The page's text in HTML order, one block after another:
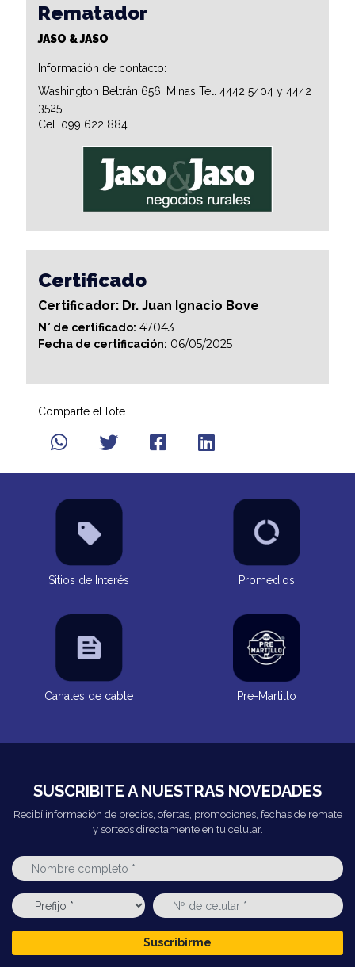
Rematador
JASO & JASO
Información de contacto:
Washington Beltrán 656, Minas Tel. 4442 5404 y 4442
3525
Cel. 099 622 884
Certificado
Certificador: Dr. Juan Ignacio Bove
N° de certificado: 47043
Fecha de certificación: 06/05/2025
Comparte el lote
Sitios de Interés Promedios
Canales de cable Pre-Martillo
SUSCRIBITE A NUESTRAS NOVEDADES
Recibí información de precios, ofertas, promociones, fechas de remate
y sorteos directamente en tu celular.
Suscribirme